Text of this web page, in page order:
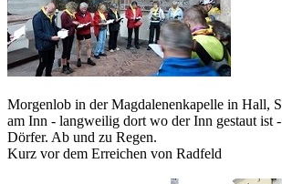
Morgenlob in der Magdalenenkapelle in Hall,
am Inn - langweilig dort wo der Inn gestaut ist
Dörfer. Ab und zu Regen.
Kurz vor dem Erreichen von Radfeld